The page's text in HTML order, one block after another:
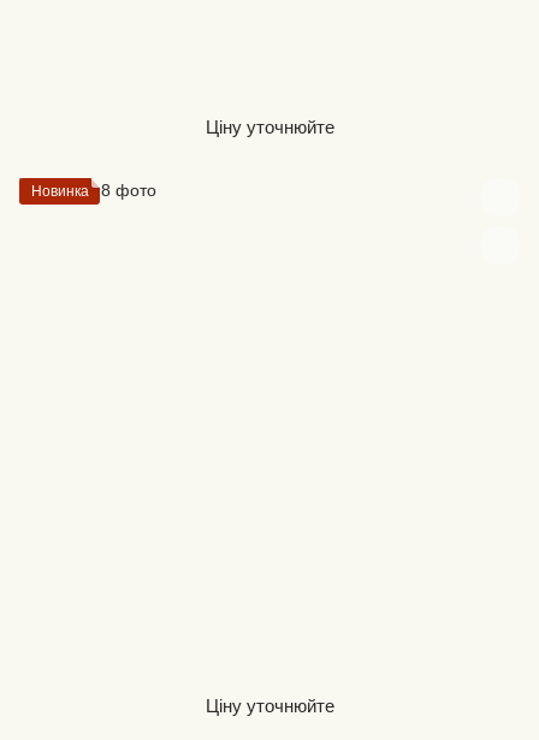
Ціну уточнюйте
Новинка
Ціну уточнюйте